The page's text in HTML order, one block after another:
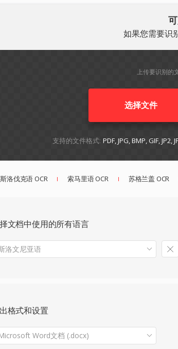
如果您需要识
上传要识别的
选择文件
支持的文件格式: PDF, JPG, BMP, GIF, JP2,
斯洛伐克语 OCR 索马里语 OCR 苏格兰盖 OCR
文档中使用的所有语言
洛文尼亚语
格式和设置
Word文档 (.docx)